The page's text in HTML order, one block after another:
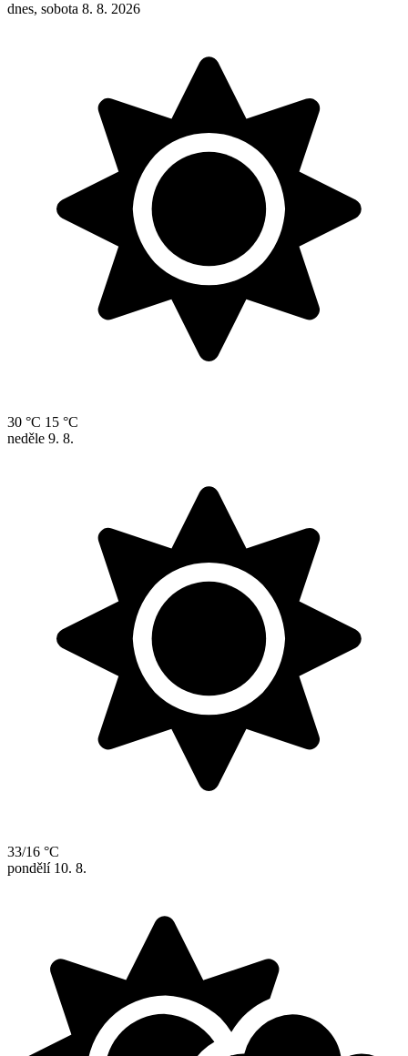
dnes, sobota 8. 8. 2026
30 °C 15 °C
neděle 9. 8.
33/16 °C
pondělí 10. 8.